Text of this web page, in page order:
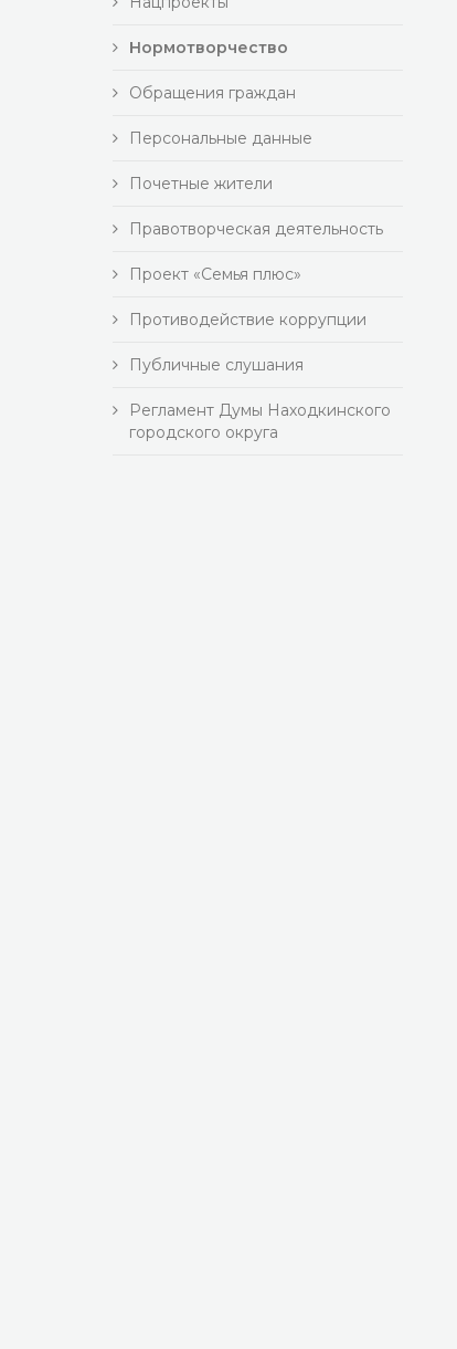
Нормотворчество
Обращения граждан
Персональные данные
Почетные жители
Правотворческая деятельность
Проект «Семья плюс»
Противодействие коррупции
Публичные слушания
Регламент Думы Находкинского
городского округа